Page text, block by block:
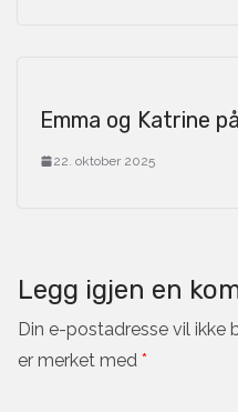
Emma og Katrine
22. oktober 2025
Legg igjen en
Din e-postadresse vil ikke
er merket med *